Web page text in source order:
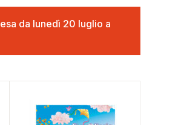
da lunedì 20 luglio a